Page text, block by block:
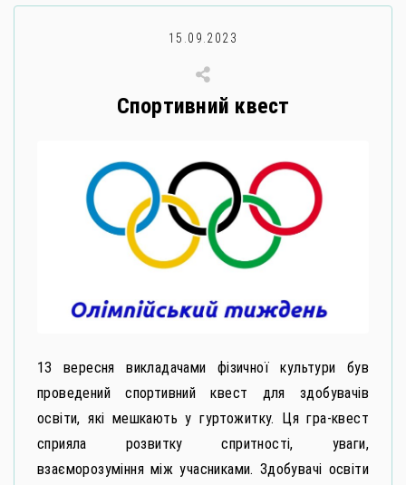
15.09.2023
Спортивний квест
13 вересня викладачами фізичної культури був
проведений спортивний квест для здобувачів
освіти, які мешкають у гуртожитку. Ця гра-квест
сприяла розвитку спритності, уваги,
взаєморозуміння між учасниками. Здобувачі освіти